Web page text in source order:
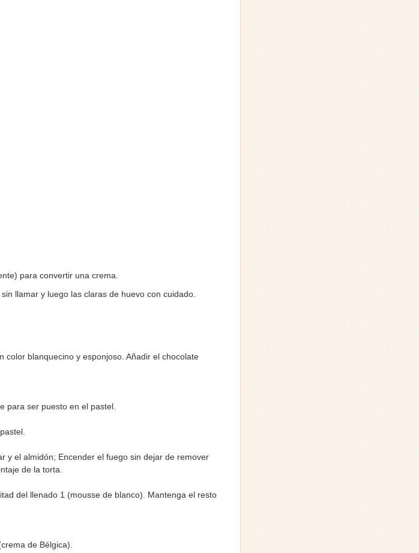
para convertir una crema.
llamar y luego las claras de huevo con cuidado.
blanquecino y esponjoso. Añadir el chocolate
para ser puesto en el pastel.
y el almidón; Encender el fuego sin dejar de remover
de la torta.
del llenado 1 (mousse de blanco). Mantenga el resto
de Bélgica).